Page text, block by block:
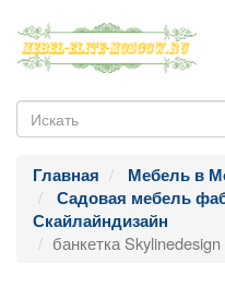
Главная Мебель в
Садовая мебель
Скайлайндизайн
банкетка